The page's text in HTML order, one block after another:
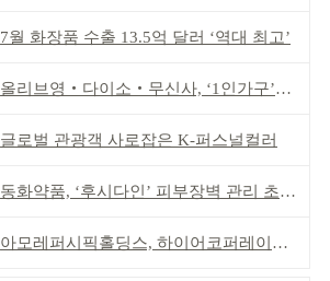
7월 화장품 수출 13.5억 달러 ‘역대 최고’
올리브영‧다이소‧무신사, ‘1인가구’가 이끈다
글로벌 관광객 사로잡은 K-퍼스널컬러
동화약품, ‘후시다인’ 피부장벽 관리 초점 ‘리브랜딩’
아모레퍼시픽홀딩스, 하이어코퍼레이션과 투자계약